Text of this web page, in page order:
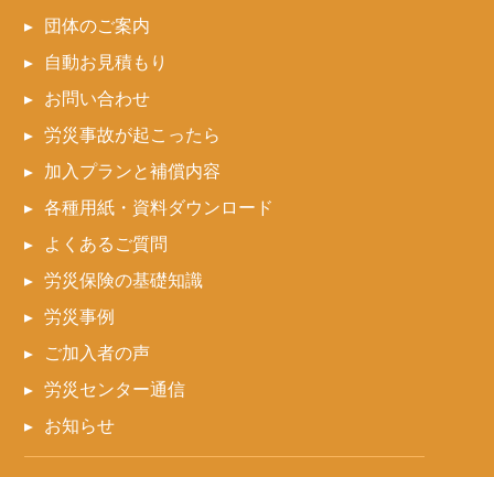
団体のご案内
自動お見積もり
お問い合わせ
労災事故が起こったら
加入プランと補償内容
各種用紙・資料ダウンロード
よくあるご質問
労災保険の基礎知識
労災事例
ご加入者の声
労災センター通信
お知らせ